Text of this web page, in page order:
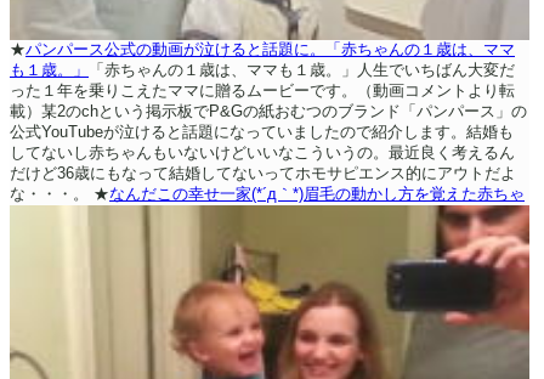
★パンパース公式の動画が泣けると話題に。「赤ちゃんの１歳は、ママ
も１歳。」
「赤ちゃんの１歳は、ママも１歳。」人生でいちばん大変だ
った１年を乗りこえたママに贈るムービーです。（動画コメントより転
載）某2のchという掲示板でP&Gの紙おむつのブランド「パンパース」の
公式YouTubeが泣けると話題になっていましたので紹介します。結婚も
してないし赤ちゃんもいないけどいいなこういうの。最近良く考えるん
だけど36歳にもなって結婚してないってホモサピエンス的にアウトだよ
な・・・。
★なんだこの幸せ一家(*´д｀*)眉毛の動かし方を覚えた赤ちゃ